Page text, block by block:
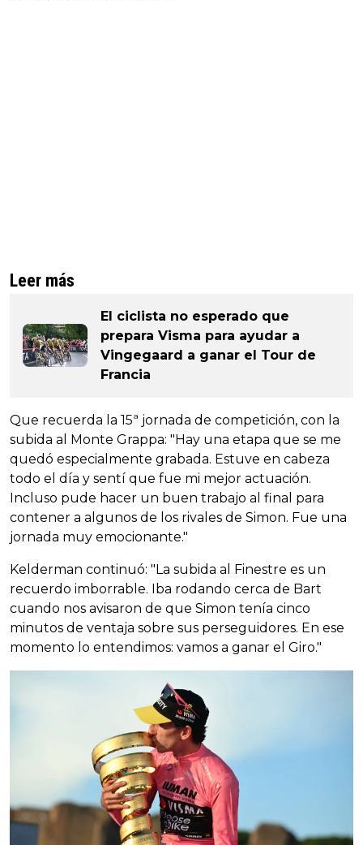
Leer más
El ciclista no esperado que
prepara Visma para ayudar a
Vingegaard a ganar el Tour de
Francia
Que recuerda la 15ª jornada de competición, con la
subida al Monte Grappa: "Hay una etapa que se me
quedó especialmente grabada. Estuve en cabeza
todo el día y sentí que fue mi mejor actuación.
Incluso pude hacer un buen trabajo al final para
contener a algunos de los rivales de Simon. Fue una
jornada muy emocionante."
Kelderman continuó: "La subida al Finestre es un
recuerdo imborrable. Iba rodando cerca de Bart
cuando nos avisaron de que Simon tenía cinco
minutos de ventaja sobre sus perseguidores. En ese
momento lo entendimos: vamos a ganar el Giro."